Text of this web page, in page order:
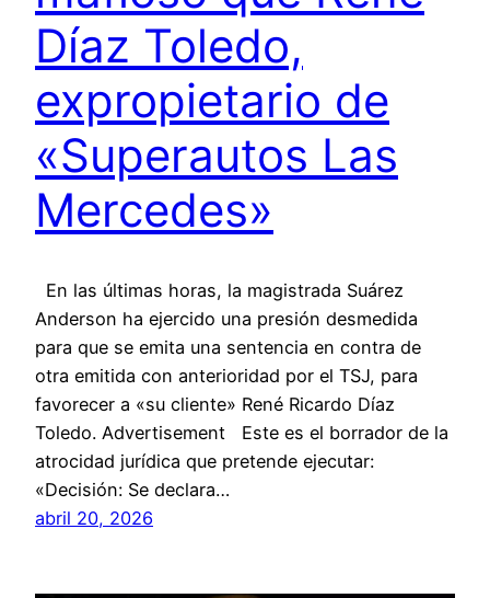
Díaz Toledo,
expropietario de
«Superautos Las
Mercedes»
En las últimas horas, la magistrada Suárez
Anderson ha ejercido una presión desmedida
para que se emita una sentencia en contra de
otra emitida con anterioridad por el TSJ, para
favorecer a «su cliente» René Ricardo Díaz
Toledo. Advertisement Este es el borrador de la
atrocidad jurídica que pretende ejecutar:
«Decisión: Se declara…
abril 20, 2026